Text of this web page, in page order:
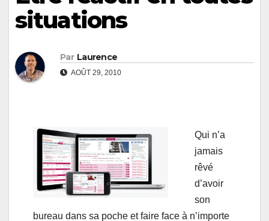
situations
Par Laurence
AOÛT 29, 2010
Qui n’a
jamais
rêvé
d’avoir
son
bureau dans sa poche et faire face à n’importe